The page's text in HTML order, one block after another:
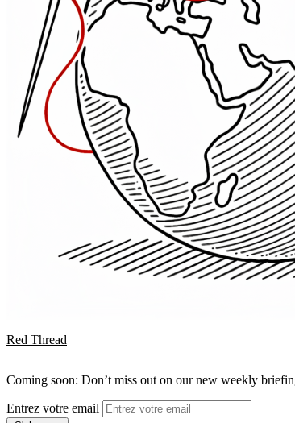
Red Thread
Coming soon: Don’t miss out on our new weekly
Entrez votre email